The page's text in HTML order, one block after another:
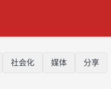
社会化 媒体 分享